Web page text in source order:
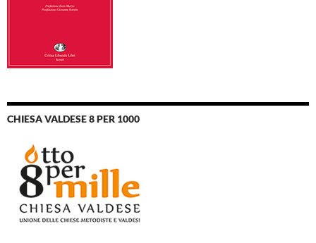
CHIESA VALDESE 8 PER 1000